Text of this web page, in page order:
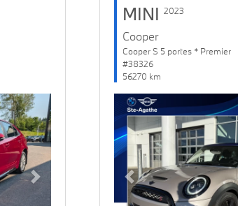
Next
MINI 2023
Cooper
Cooper S 5 portes * Premier
#38326
56270 km
Previous